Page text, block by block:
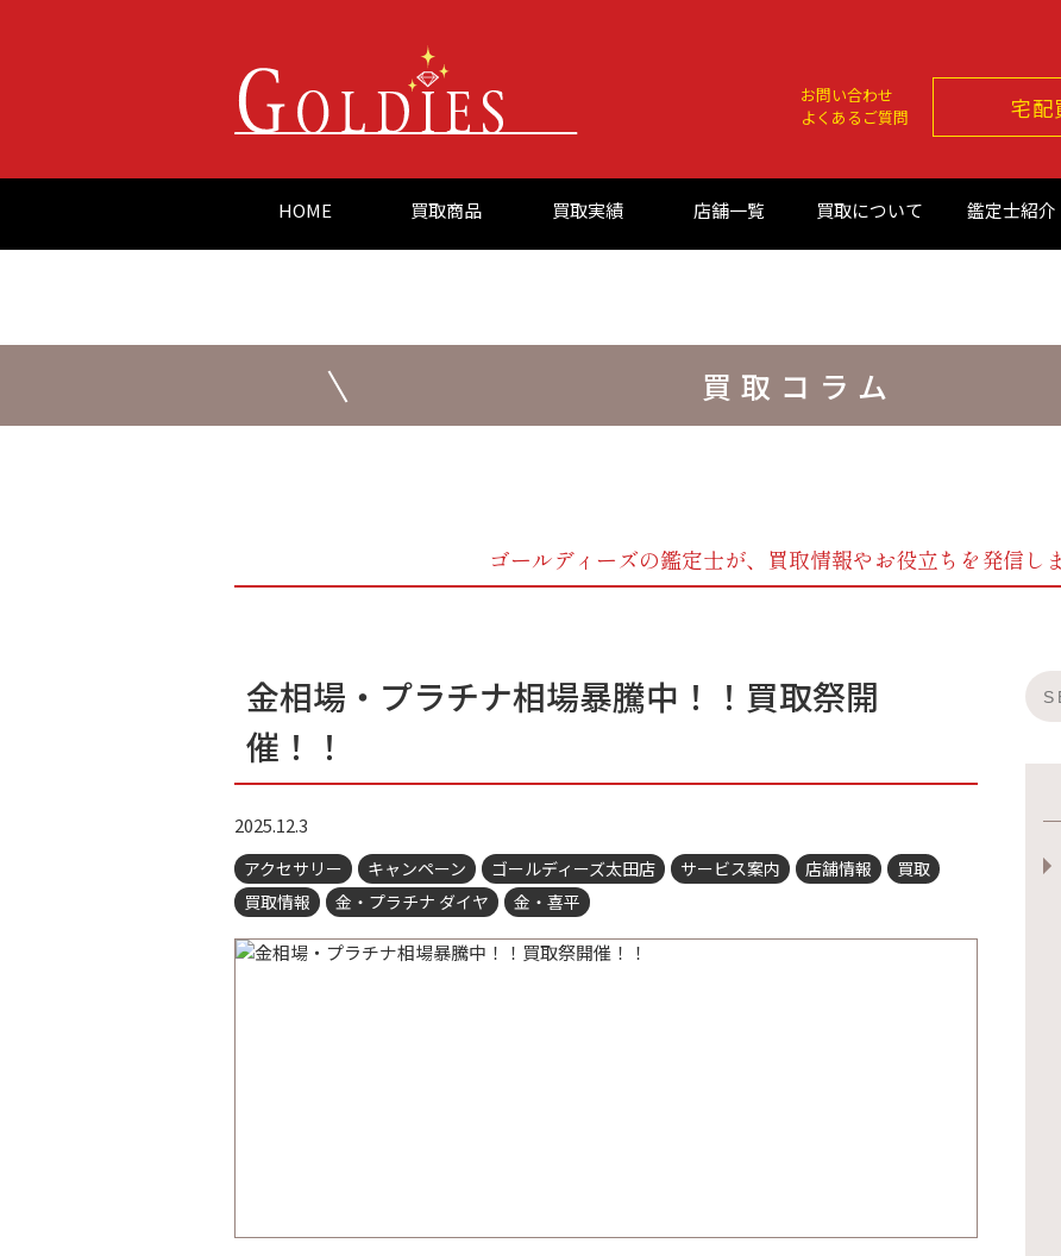
お問い合わせ
よくあるご質問
宅配
HOME 買取商品 買取実績 店舗一覧 買取について 鑑定士紹介
買取コラム
ゴールディーズの鑑定士が、 買取情報やお役立ちを発信し
金相場・プラチナ相場暴騰中！！買取祭開
催！！
2025.12.3
アクセサリー キャンペーン ゴールディーズ太田店 サービス案内 店舗情報
買取
買取情報
金・プラチナ ダイヤ 金・喜平